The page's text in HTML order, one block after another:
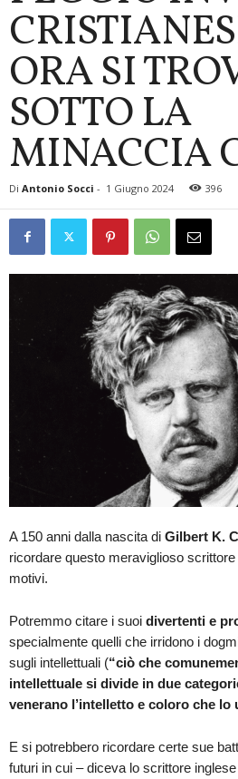
ORA SI
SOTTO LA
MINACCIA
Di Antonio Socci - 1 Giugno 2024 396
A 150 anni dalla nascita di Gilbert K.
ricordare questo meraviglioso
motivi.
Potremmo citare i suoi divertenti e
specialmente quelli che irridono i
sugli intellettuali (“ciò che
intellettuale si divide in due
venerano l’intelletto e coloro che lo
E si potrebbero ricordare certe sue
futuri in cui – diceva lo scrittore